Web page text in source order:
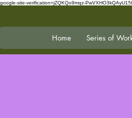
google-site-verification=jZQKQo9mqz-
Home Series of